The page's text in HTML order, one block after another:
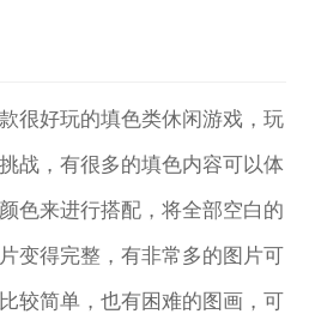
很好玩的填色类休闲游戏，玩
战，有很多的填色内容可以体
色来进行搭配，将全部空白的
变得完整，有非常多的图片可
较简单，也有困难的图画，可